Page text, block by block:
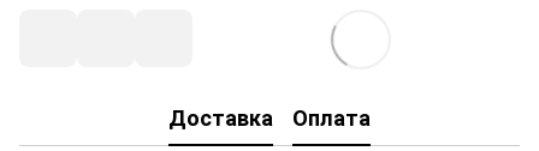
Доставка Оплата